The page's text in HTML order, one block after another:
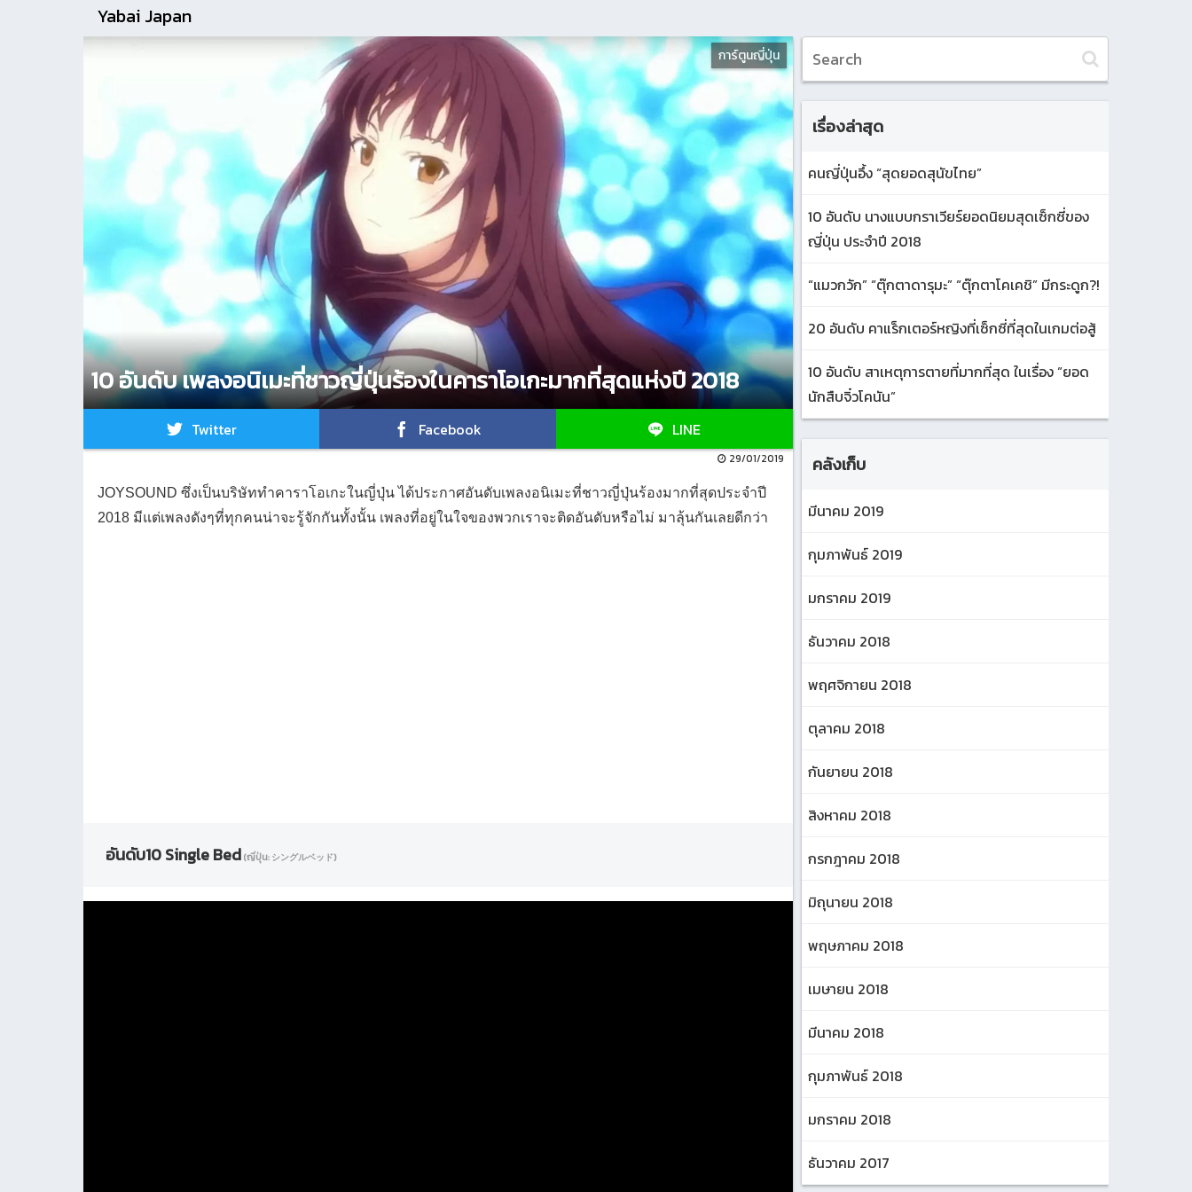
Yabai Japan
10 อันดับ เพลงอนิเมะที่ชาวญี่ปุ่นร้องในคาราโอเกะมากที่สุดแห่งปี 2018
การ์ตูนญี่ปุ่น
Twitter Facebook LINE
29/01/2019
JOYSOUND ซึ่งเป็นบริษัททำคาราโอเกะในญี่ปุ่น ได้ประกาศอันดับเพลงอนิเมะที่ชาวญี่ปุ่นร้องมากที่สุดประจำปี
2018 มีแต่เพลงดังๆที่ทุกคนน่าจะรู้จักกันทั้งนั้น เพลงที่อยู่ในใจของพวกเราจะติดอันดับหรือไม่ มาลุ้นกันเลยดีกว่า
อันดับ10 Single Bed (ญี่ปุ่น: シングルベッド)
เรื่องล่าสุด
คนญี่ปุ่นอึ้ง “สุดยอดสุนัขไทย”
10 อันดับ นางแบบกราเวียร์ยอดนิยมสุดเซ็กซี่ของ
ญี่ปุ่น ประจำปี 2018
“แมวกวัก” “ตุ๊กตาดารุมะ” “ตุ๊กตาโคเคชิ” มีกระดูก?!
20 อันดับ คาแร็กเตอร์หญิงที่เซ็กซี่ที่สุดในเกมต่อสู้
10 อันดับ สาเหตุการตายที่มากที่สุด ในเรื่อง “ยอด
นักสืบจิ๋วโคนัน”
คลังเก็บ
มีนาคม 2019
กุมภาพันธ์ 2019
มกราคม 2019
ธันวาคม 2018
พฤศจิกายน 2018
ตุลาคม 2018
กันยายน 2018
สิงหาคม 2018
กรกฎาคม 2018
มิถุนายน 2018
พฤษภาคม 2018
เมษายน 2018
มีนาคม 2018
กุมภาพันธ์ 2018
มกราคม 2018
ธันวาคม 2017